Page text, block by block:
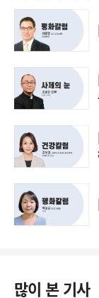
많이 본 기사